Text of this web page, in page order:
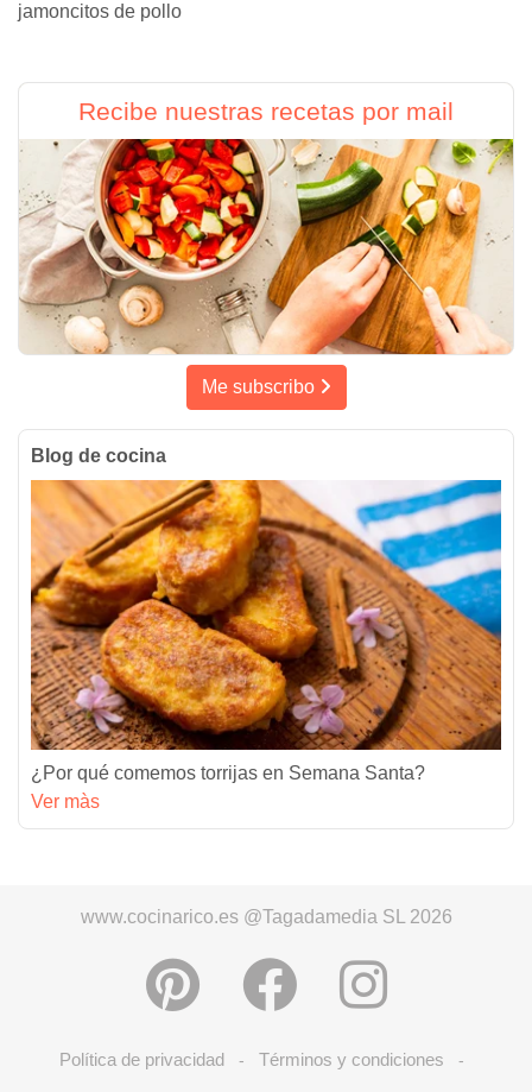
jamoncitos de pollo
Recibe nuestras recetas por mail
Me subscribo
Blog de cocina
¿Por qué comemos torrijas en Semana Santa?
Ver màs
www.cocinarico.es @Tagadamedia SL 2026
Política de privacidad - Términos y condiciones -